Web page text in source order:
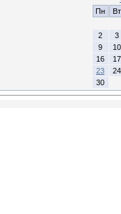
Пн
Вт
2
3
9
10
16
17
23
24
30